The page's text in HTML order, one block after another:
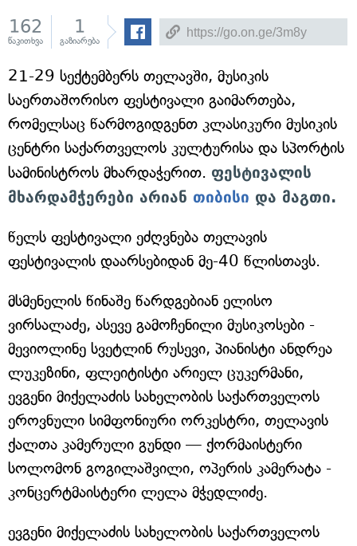
162
წაკითხვა
1
გაზიარება
21-29 სექტემბერს თელავში, მუსიკის
საერთაშორისო ფესტივალი გაიმართება,
რომელსაც წარმოგიდგენთ კლასიკური მუსიკის
ცენტრი საქართველოს კულტურისა და სპორტის
სამინისტროს მხარდაჭერით. ფესტივალის
მხარდამჭერები არიან თიბისი და მაგთი.
წელს ფესტივალი ეძღვნება თელავის
ფესტივალის დაარსებიდან მე-40 წლისთავს.
მსმენელის წინაშე წარდგებიან ელისო
ვირსალაძე, ასევე გამოჩენილი მუსიკოსები -
მევიოლინე სვეტლინ რუსევი, პიანისტი ანდრეა
ლუკეზინი, ფლეიტისტი არიელ ცუკერმანი,
ევგენი მიქელაძის სახელობის საქართველოს
ეროვნული სიმფონიური ორკესტრი, თელავის
ქალთა კამერული გუნდი — ქორმაისტერი
სოლომონ გოგილაშვილი, ოპერის კამერატა -
კონცერტმაისტერი ლელა მჭედლიძე.
ევგენი მიქელაძის სახელობის საქართველოს